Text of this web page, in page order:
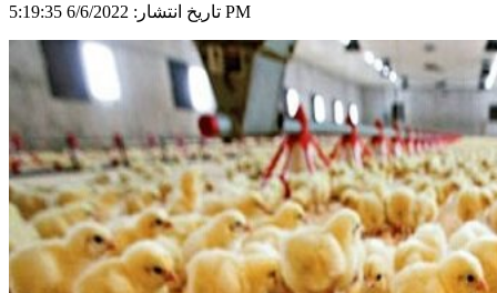
تاریخ انتشار: 6/6/2022 5:19:35 PM